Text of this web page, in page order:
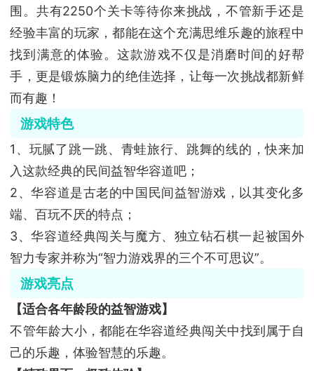
围。共有2250个关卡等待你来挑战，不管新手还是
经验丰富的玩家，都能在这个充满思维乐趣的旅程中
找到满意的体验。这款游戏不仅是消磨时间的好帮
手，更是锻炼脑力的绝佳选择，让每一次挑战都新鲜
而有趣！
游戏特色
1、玩腻了跳一跳、青蛙旅行、跳舞的线的，快来加
入这款经典的民间益智华容道吧；
2、华容道是古老的中国民间益智游戏，以其变化多
端、百玩不厌的特点；
3、华容道经典闯关与魔方、独立钻石棋一起被国外
智力专家并称为“智力游戏界的三个不可思议”。
游戏亮点
【适合各年龄段的益智游戏】
不管年龄大小，都能在华容道经典闯关中找到属于自
己的乐趣，体验智慧的乐趣。